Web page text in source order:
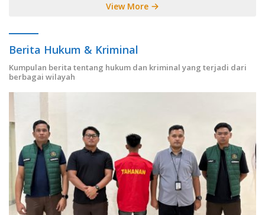
View More
Berita Hukum & Kriminal
Kumpulan berita tentang hukum dan kriminal yang terjadi dari
berbagai wilayah